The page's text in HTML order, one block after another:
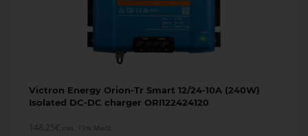
Victron Energy Orion-Tr Smart 12/24-10A (240W)
Isolated DC-DC charger ORI122424120
148,25€ inkl. 19% MwSt.